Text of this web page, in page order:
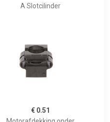
A Slotcilinder
€ 0.51